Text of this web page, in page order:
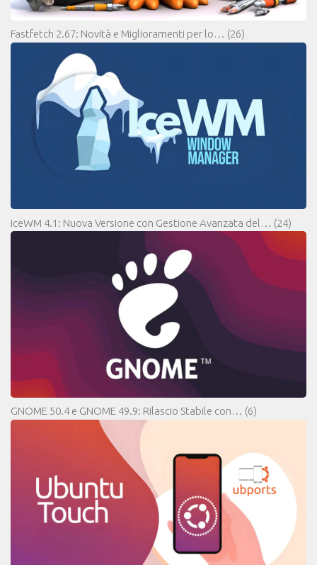
Fastfetch 2.67: Novità e Miglioramenti per lo… (26)
IceWM 4.1: Nuova Versione con Gestione Avanzata del… (24)
GNOME 50.4 e GNOME 49.9: Rilascio Stabile con… (6)